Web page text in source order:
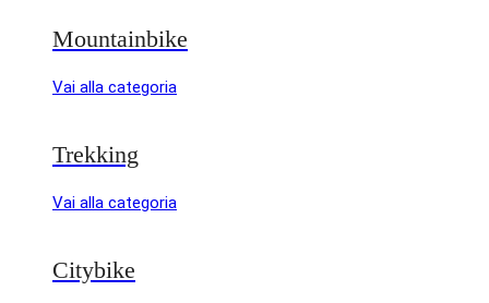
Mountainbike
Vai alla categoria
Trekking
Vai alla categoria
Citybike